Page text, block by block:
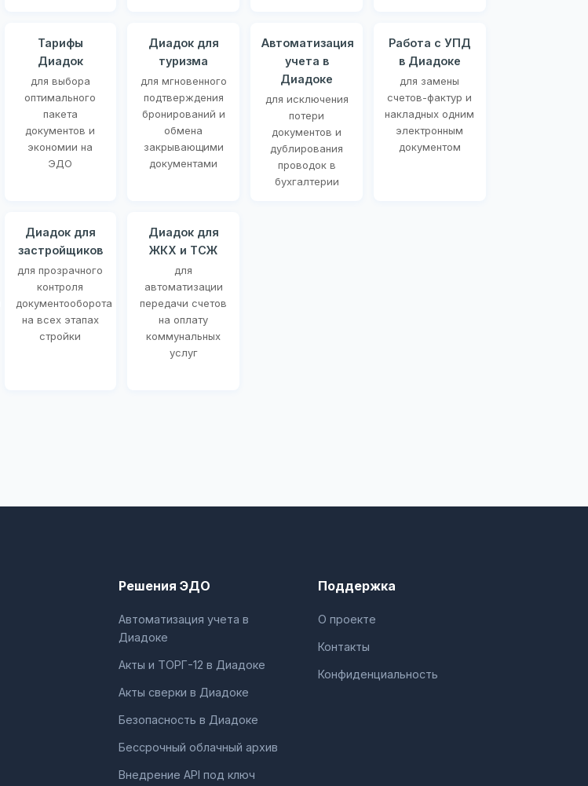
Тарифы
Диадок
для выбора
оптимального
пакета
документов и
экономии на
ЭДО
Диадок для
туризма
для мгновенного
подтверждения
бронирований и
обмена
закрывающими
документами
Автоматизация
учета в
Диадоке
для исключения
потери
документов и
дублирования
проводок в
бухгалтерии
Работа с УПД
в Диадоке
для замены
счетов-фактур и
накладных одним
электронным
документом
Диадок для
застройщиков
для прозрачного
контроля
документооборота
на всех этапах
стройки
Диадок для
ЖКХ и ТСЖ
для
автоматизации
передачи счетов
на оплату
коммунальных
услуг
Решения ЭДО
Автоматизация учета в
Диадоке
Акты и ТОРГ-12 в Диадоке
Акты сверки в Диадоке
Безопасность в Диадоке
Бессрочный облачный архив
Внедрение API под ключ
Поддержка
О проекте
Контакты
Конфиденциальность